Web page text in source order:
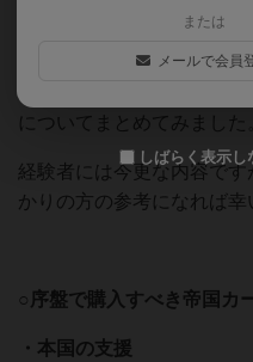
・序盤に購入すべき帝国カ
・両陣営の大凡の戦略（包
についてまとめてみました
経験者には今更な内容で
かりの方の参考になれば幸
○序盤で購入すべき帝国カ
・本国の支援
または
メールで会員
しばらく表示し